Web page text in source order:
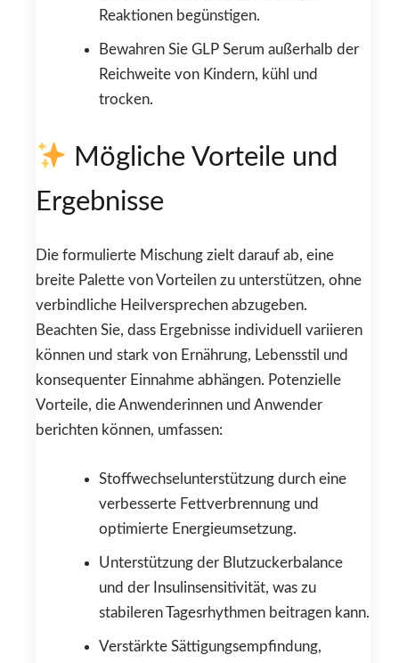
Reaktionen begünstigen.
Bewahren Sie GLP Serum außerhalb der
Reichweite von Kindern, kühl und
trocken.
Mögliche Vorteile und
Ergebnisse
Die formulierte Mischung zielt darauf ab, eine
breite Palette von Vorteilen zu unterstützen, ohne
verbindliche Heilversprechen abzugeben.
Beachten Sie, dass Ergebnisse individuell variieren
können und stark von Ernährung, Lebensstil und
konsequenter Einnahme abhängen. Potenzielle
Vorteile, die Anwenderinnen und Anwender
berichten können, umfassen:
Stoffwechselunterstützung durch eine
verbesserte Fettverbrennung und
optimierte Energieumsetzung.
Unterstützung der Blutzuckerbalance
und der Insulinsensitivität, was zu
stabileren Tagesrhythmen beitragen kann.
Verstärkte Sättigungsempfindung,